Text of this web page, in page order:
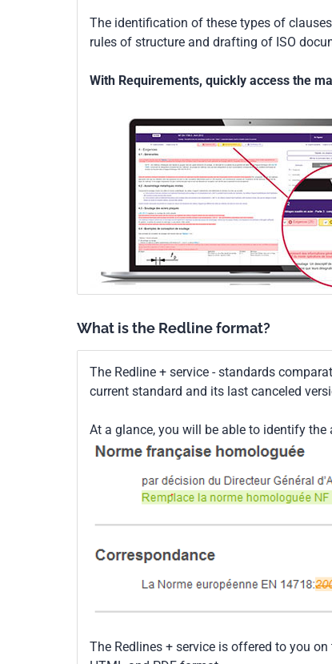
The identification of these types of
rules of structure and drafting of ISO
With Requirements, quickly access the
What is the Redline format?
The Redline + service - standards
current standard and its last canceled
At a glance, you will be able to identify
The Redlines + service is offered to you